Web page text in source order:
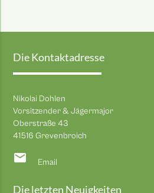
Die Kontaktadresse
Nikolai Dohlen
Vorsitzender & Jägermajor
Oberstraße 43
41516 Grevenbroich
email Email
Die letzten Neuigkeiten